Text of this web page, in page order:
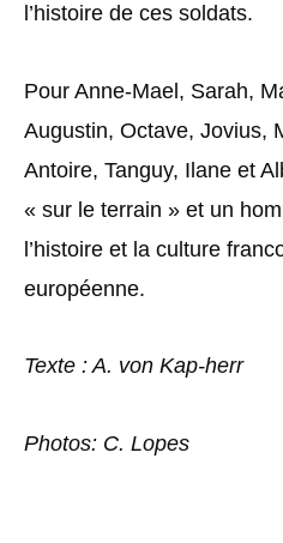
l’histoire de ces soldats.
Pour Anne-Mael, Sarah,
Augustin, Octave, Jovius,
Antoire, Tanguy, Ilane et
« sur le terrain » et un
l’histoire et la culture
européenne.
Texte : A. von Kap-herr
Photos: C. Lopes